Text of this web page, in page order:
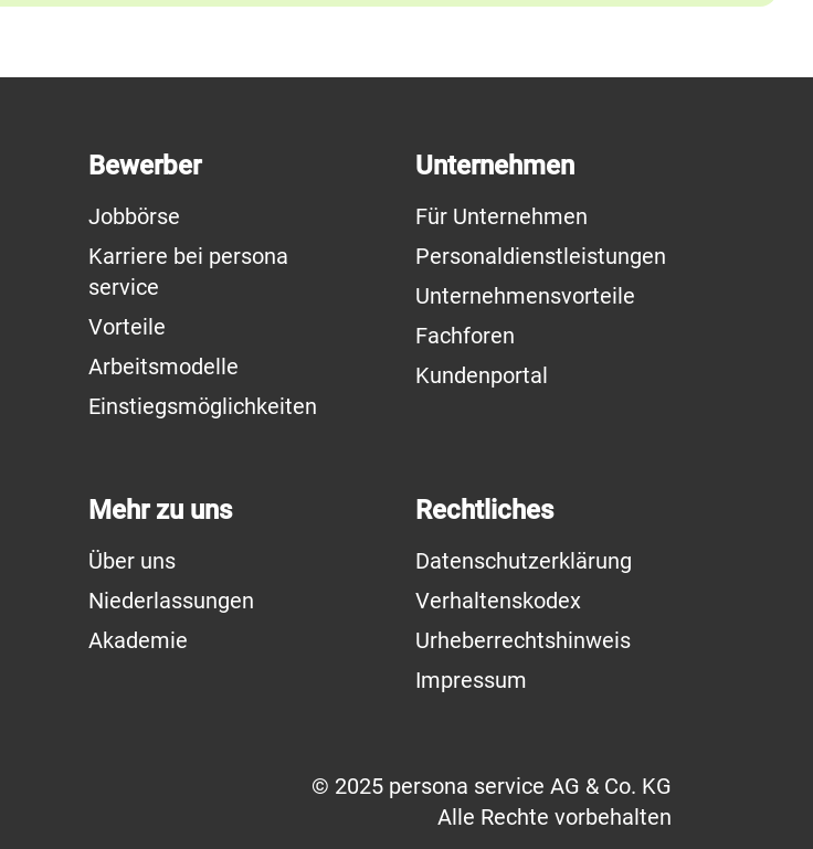
Bewerber
Jobbörse
Karriere bei persona
service
Vorteile
Arbeitsmodelle
Einstiegsmöglichkeiten
Unternehmen
Für Unternehmen
Personaldienstleistungen
Unternehmensvorteile
Fachforen
Kundenportal
Mehr zu uns
Über uns
Niederlassungen
Akademie
Rechtliches
Datenschutzerklärung
Verhaltenskodex
Urheberrechtshinweis
Impressum
© 2025 persona service AG & Co. KG
Alle Rechte vorbehalten